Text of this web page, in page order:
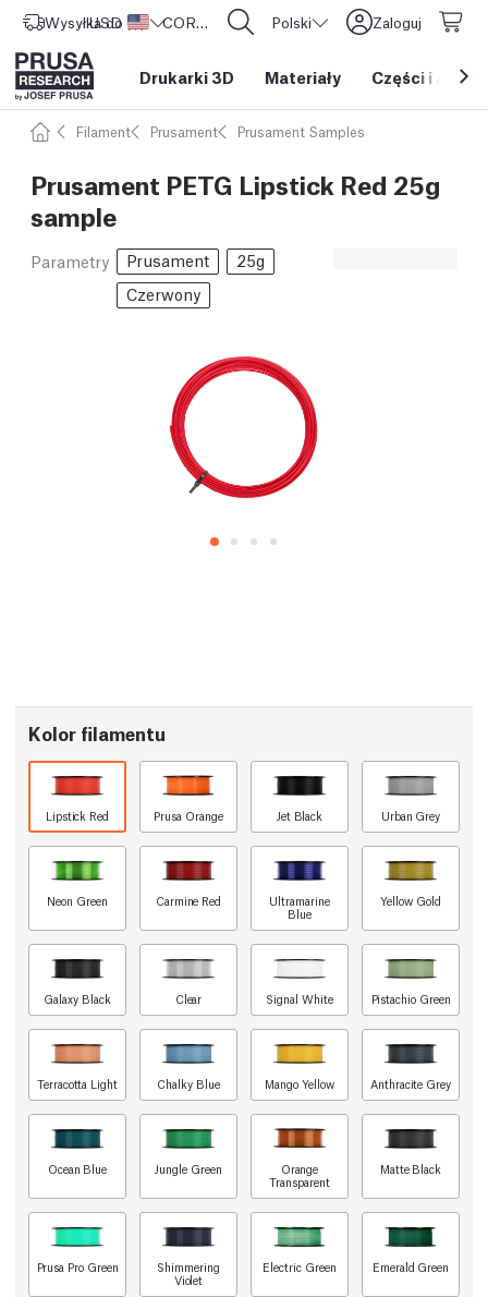
Wysyłka do Stany Zjednoczone
USD ($) CORE One L: Już w sprzedaży! Polski Zaloguj
Drukarki 3D Materiały Części i
Filament Prusament Prusament Samples
Prusament PETG Lipstick Red 25g
sample
Parametry Prusament
25g
Czerwony
Kolor filamentu
Lipstick Red Prusa Orange Jet Black Urban Grey
Neon Green Carmine Red
Ultramarine
Blue
Yellow Gold
Galaxy Black Clear Signal White Pistachio Green
Terracotta Light Chalky Blue Mango Yellow Anthracite Grey
Ocean Blue Jungle Green
Orange
Transparent
Matte Black
Prusa Pro Green
Shimmering
Violet
Electric Green Emerald Green